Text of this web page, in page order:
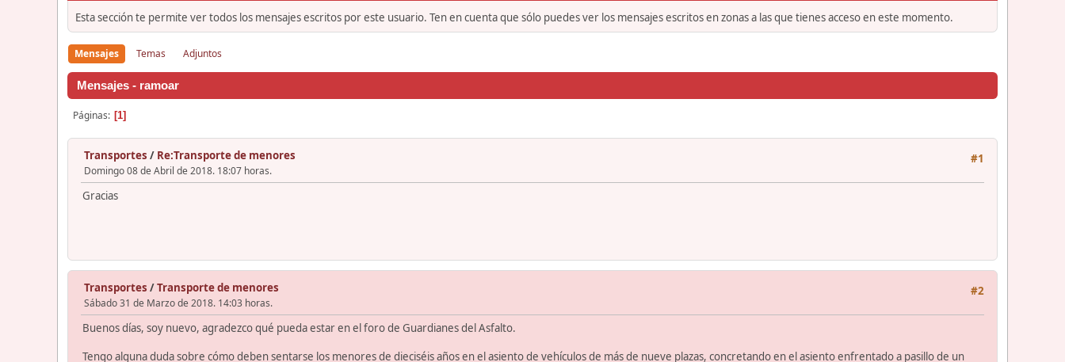
Esta sección te permite ver todos los mensajes escritos por este usuario. Ten en cuenta que sólo puedes ver los mensajes escritos en zonas a las que tienes acceso en este momento.
Mensajes Temas Adjuntos
Mensajes - ramoar
Páginas 1
#1
Transportes / Re:Transporte de menores
Domingo 08 de Abril de 2018. 18:07 horas.
Gracias
#2
Transportes /Transporte de menores
Sábado 31 de Marzo de 2018. 14:03 horas.
Buenos días, soy nuevo, agradezco qué pueda estar en el foro de Guardianes del Asfalto.
Tengo alguna duda sobre cómo deben sentarse los menores de dieciséis años en el asiento de vehículos de más de nueve plazas, concretando en el asiento enfrentado a pasillo de un